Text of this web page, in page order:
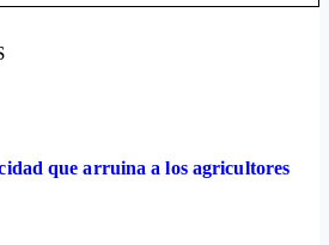
que arruina a los agricultores